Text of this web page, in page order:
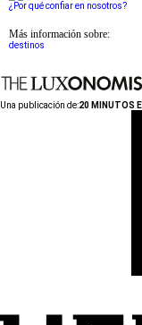
¿Por qué confiar en nosotros?
Más información sobre:
destinos
Una publicación de:20 MINUTOS